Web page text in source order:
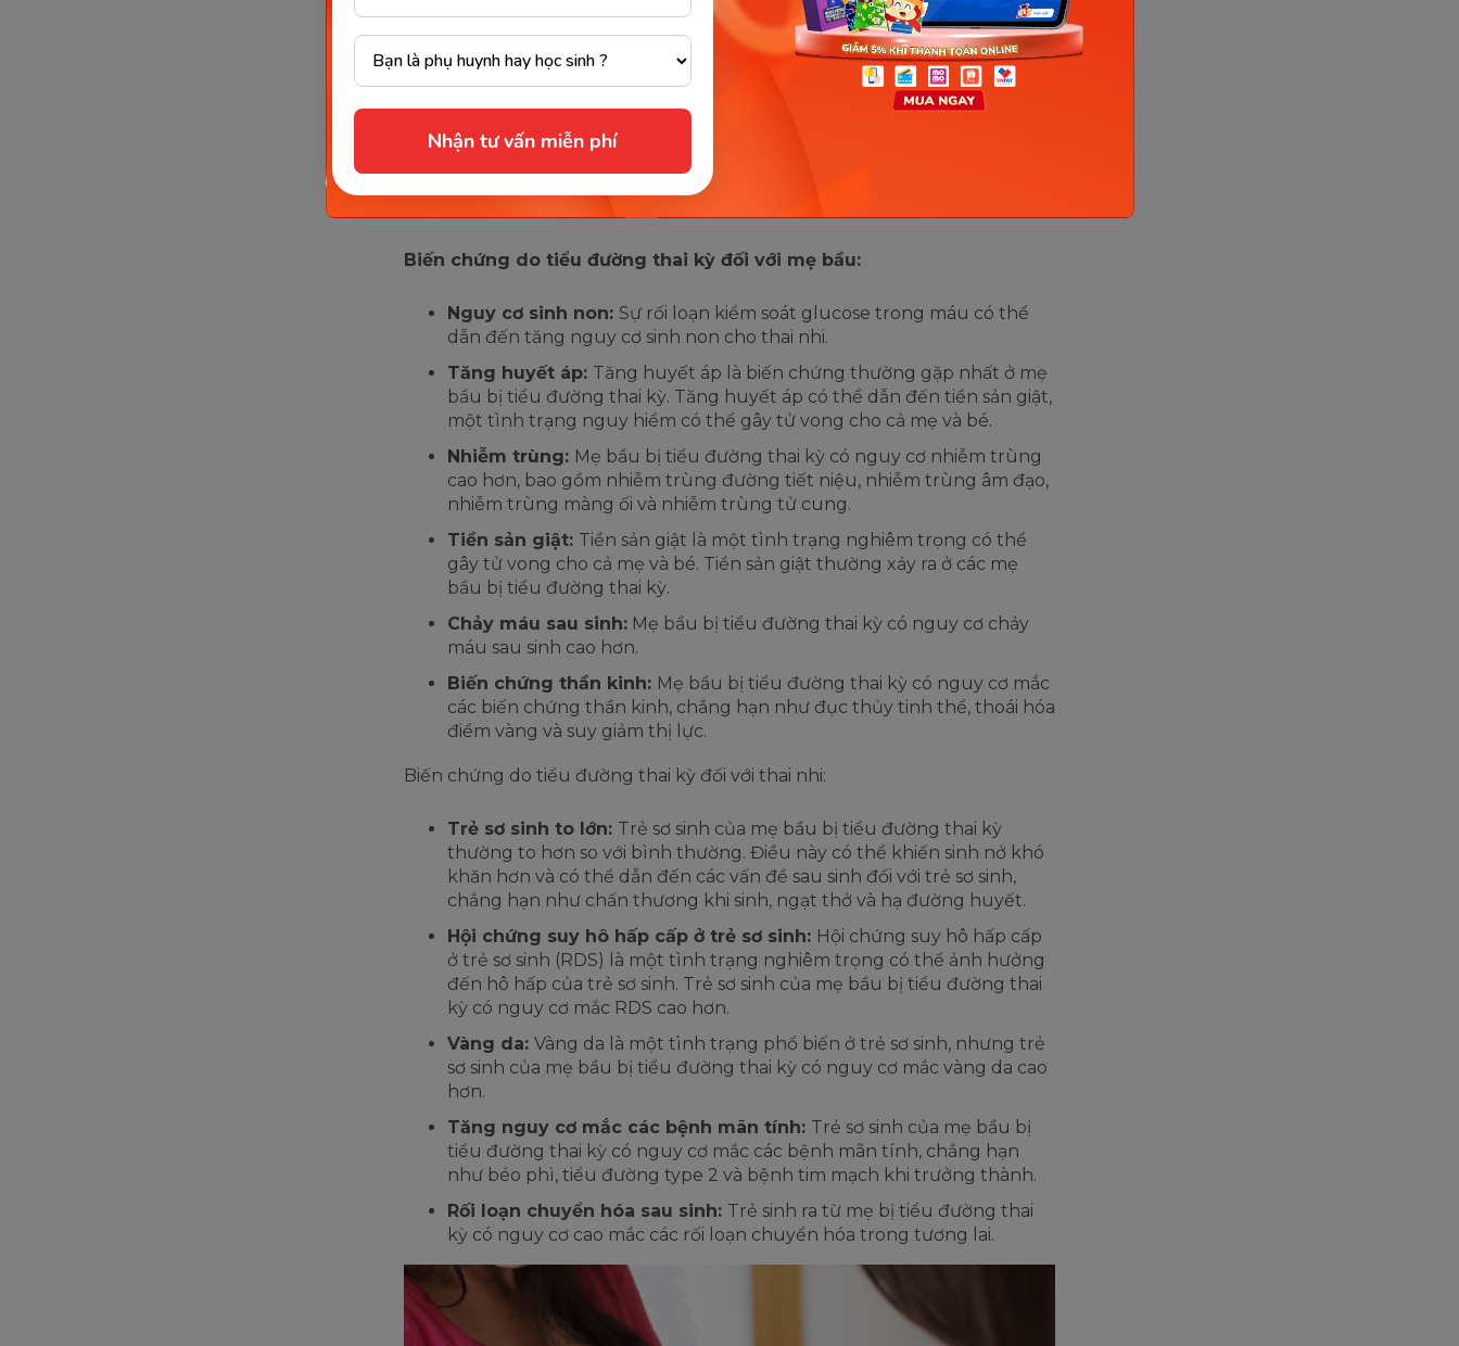
Nhận tư vấn miễn phí
Biến chứng do tiểu đường thai kỳ 3 tháng
cuối mẹ bầu cần chú ý
Tiểu đường thai kỳ là tình trạng rối loạn chuyển hóa đường trong máu xảy
ra ở phụ nữ mang thai. Nếu không được kiểm soát tốt, tiểu đường thai kỳ
có thể gây ra nhiều biến chứng nguy hiểm cho cả mẹ và bé, đặc biệt là
Biến chứng do tiểu đường thai kỳ đối với mẹ bầu:
Nguy cơ sinh non: Sự rối loạn kiểm soát glucose trong máu có thể
dẫn đến tăng nguy cơ sinh non cho thai nhi.
Tăng huyết áp: Tăng huyết áp là biến chứng thường gặp nhất ở mẹ
bầu bị tiểu đường thai kỳ. Tăng huyết áp có thể dẫn đến tiền sản giật,
một tình trạng nguy hiểm có thể gây tử vong cho cả mẹ và bé.
Nhiễm trùng: Mẹ bầu bị tiểu đường thai kỳ có nguy cơ nhiễm trùng
cao hơn, bao gồm nhiễm trùng đường tiết niệu, nhiễm trùng âm đạo,
nhiễm trùng màng ối và nhiễm trùng tử cung.
Tiền sản giật: Tiền sản giật là một tình trạng nghiêm trọng có thể
gây tử vong cho cả mẹ và bé. Tiền sản giật thường xảy ra ở các mẹ
bầu bị tiểu đường thai kỳ.
Chảy máu sau sinh: Mẹ bầu bị tiểu đường thai kỳ có nguy cơ chảy
máu sau sinh cao hơn.
Biến chứng thần kinh: Mẹ bầu bị tiểu đường thai kỳ có nguy cơ mắc
các biến chứng thần kinh, chẳng hạn như đục thủy tinh thể, thoái hóa
điểm vàng và suy giảm thị lực.
Biến chứng do tiểu đường thai kỳ đối với thai nhi:
Trẻ sơ sinh to lớn: Trẻ sơ sinh của mẹ bầu bị tiểu đường thai kỳ
thường to hơn so với bình thường. Điều này có thể khiến sinh nở khó
khăn hơn và có thể dẫn đến các vấn đề sau sinh đối với trẻ sơ sinh,
chẳng hạn như chấn thương khi sinh, ngạt thở và hạ đường huyết.
Hội chứng suy hô hấp cấp ở trẻ sơ sinh: Hội chứng suy hô hấp cấp
ở trẻ sơ sinh (RDS) là một tình trạng nghiêm trọng có thể ảnh hưởng
đến hô hấp của trẻ sơ sinh. Trẻ sơ sinh của mẹ bầu bị tiểu đường thai
kỳ có nguy cơ mắc RDS cao hơn.
Vàng da: Vàng da là một tình trạng phổ biến ở trẻ sơ sinh, nhưng trẻ
sơ sinh của mẹ bầu bị tiểu đường thai kỳ có nguy cơ mắc vàng da cao
hơn.
Tăng nguy cơ mắc các bệnh mãn tính: Trẻ sơ sinh của mẹ bầu bị
tiểu đường thai kỳ có nguy cơ mắc các bệnh mãn tính, chẳng hạn
như béo phì, tiểu đường type 2 và bệnh tim mạch khi trưởng thành.
Rối loạn chuyển hóa sau sinh: Trẻ sinh ra từ mẹ bị tiểu đường thai
kỳ có nguy cơ cao mắc các rối loạn chuyển hóa trong tương lai.